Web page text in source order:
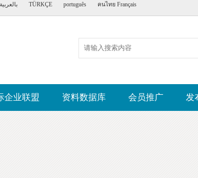
بالعربية TÜRKÇE português คนไทย Français
企业联盟 资料数据库 会员推广 发